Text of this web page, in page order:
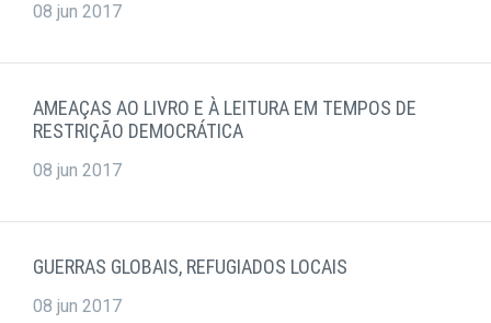
08 jun 2017
AMEAÇAS AO LIVRO E À LEITURA EM TEMPOS DE
RESTRIÇÃO DEMOCRÁTICA
08 jun 2017
GUERRAS GLOBAIS, REFUGIADOS LOCAIS
08 jun 2017